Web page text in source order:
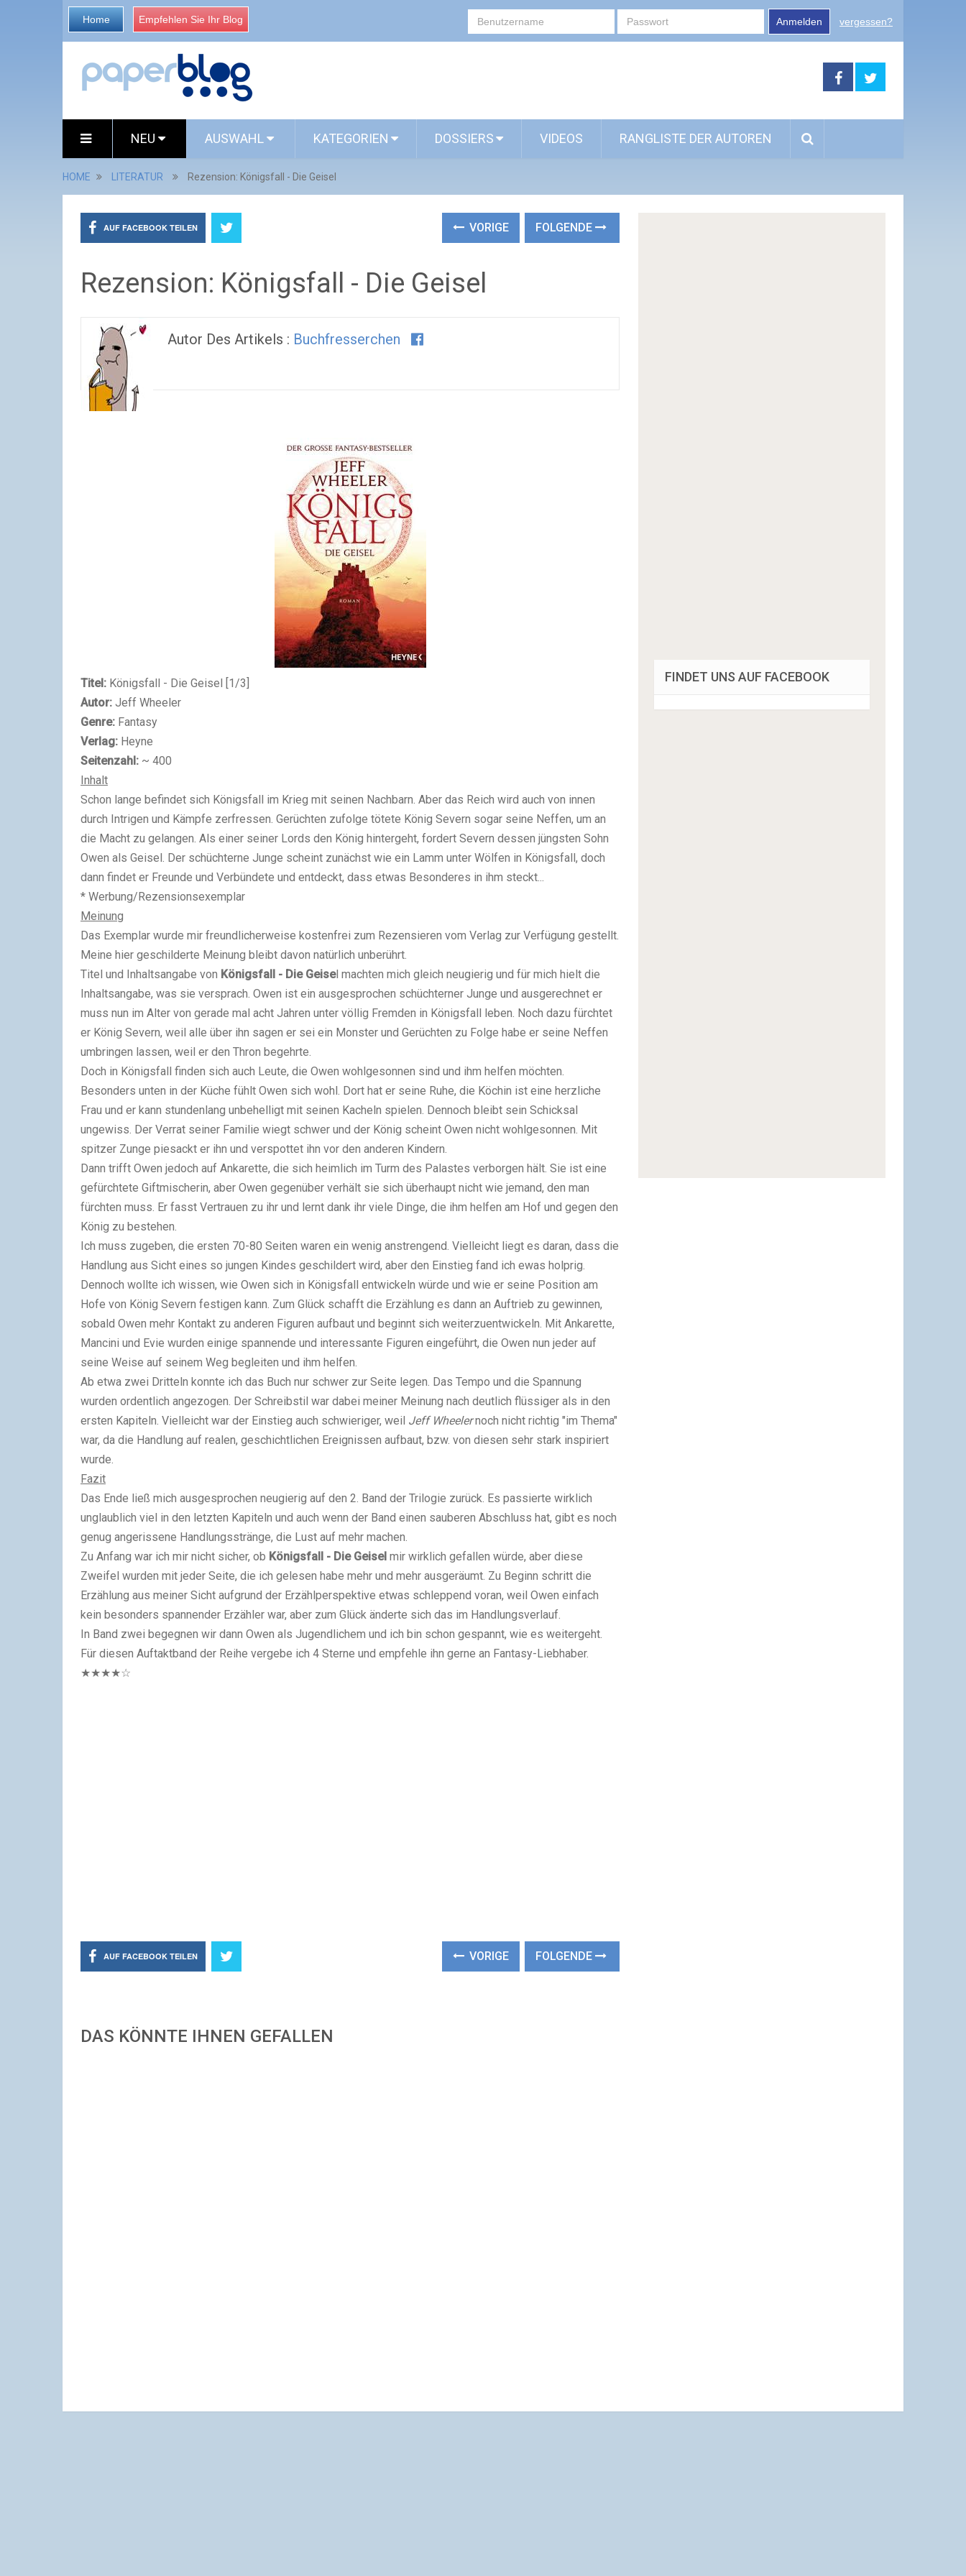
Home Empfehlen Sie Ihr Blog Anmelden vergessen?
NEU AUSWAHL KATEGORIEN DOSSIERS VIDEOS RANGLISTE DER AUTOREN
HOME LITERATUR Rezension: Königsfall - Die Geisel
AUF FACEBOOK TEILEN VORIGE FOLGENDE
Rezension: Königsfall - Die Geisel
Autor Des Artikels : Buchfresserchen
Titel: Königsfall - Die Geisel [1/3]
Autor: Jeff Wheeler
Genre: Fantasy
Verlag: Heyne
Seitenzahl: ~ 400
Inhalt
Schon lange befindet sich Königsfall im Krieg mit seinen Nachbarn. Aber das Reich wird auch von innen
durch Intrigen und Kämpfe zerfressen. Gerüchten zufolge tötete König Severn sogar seine Neffen, um an
die Macht zu gelangen. Als einer seiner Lords den König hintergeht, fordert Severn dessen jüngsten Sohn
Owen als Geisel. Der schüchterne Junge scheint zunächst wie ein Lamm unter Wölfen in Königsfall, doch
dann findet er Freunde und Verbündete und entdeckt, dass etwas Besonderes in ihm steckt...
* Werbung/Rezensionsexemplar
Meinung
Das Exemplar wurde mir freundlicherweise kostenfrei zum Rezensieren vom Verlag zur Verfügung gestellt.
Meine hier geschilderte Meinung bleibt davon natürlich unberührt.
Titel und Inhaltsangabe von Königsfall - Die Geisel machten mich gleich neugierig und für mich hielt die
Inhaltsangabe, was sie versprach. Owen ist ein ausgesprochen schüchterner Junge und ausgerechnet er
muss nun im Alter von gerade mal acht Jahren unter völlig Fremden in Königsfall leben. Noch dazu fürchtet
er König Severn, weil alle über ihn sagen er sei ein Monster und Gerüchten zu Folge habe er seine Neffen
umbringen lassen, weil er den Thron begehrte.
Doch in Königsfall finden sich auch Leute, die Owen wohlgesonnen sind und ihm helfen möchten.
Besonders unten in der Küche fühlt Owen sich wohl. Dort hat er seine Ruhe, die Köchin ist eine herzliche
Frau und er kann stundenlang unbehelligt mit seinen Kacheln spielen. Dennoch bleibt sein Schicksal
ungewiss. Der Verrat seiner Familie wiegt schwer und der König scheint Owen nicht wohlgesonnen. Mit
spitzer Zunge piesackt er ihn und verspottet ihn vor den anderen Kindern.
Dann trifft Owen jedoch auf Ankarette, die sich heimlich im Turm des Palastes verborgen hält. Sie ist eine
gefürchtete Giftmischerin, aber Owen gegenüber verhält sie sich überhaupt nicht wie jemand, den man
fürchten muss. Er fasst Vertrauen zu ihr und lernt dank ihr viele Dinge, die ihm helfen am Hof und gegen den
König zu bestehen.
Ich muss zugeben, die ersten 70-80 Seiten waren ein wenig anstrengend. Vielleicht liegt es daran, dass die
Handlung aus Sicht eines so jungen Kindes geschildert wird, aber den Einstieg fand ich ewas holprig.
Dennoch wollte ich wissen, wie Owen sich in Königsfall entwickeln würde und wie er seine Position am
Hofe von König Severn festigen kann. Zum Glück schafft die Erzählung es dann an Auftrieb zu gewinnen,
sobald Owen mehr Kontakt zu anderen Figuren aufbaut und beginnt sich weiterzuentwickeln. Mit Ankarette,
Mancini und Evie wurden einige spannende und interessante Figuren eingeführt, die Owen nun jeder auf
seine Weise auf seinem Weg begleiten und ihm helfen.
Ab etwa zwei Dritteln konnte ich das Buch nur schwer zur Seite legen. Das Tempo und die Spannung
wurden ordentlich angezogen. Der Schreibstil war dabei meiner Meinung nach deutlich flüssiger als in den
ersten Kapiteln. Vielleicht war der Einstieg auch schwieriger, weil Jeff Wheelernoch nicht richtig "im Thema"
war, da die Handlung auf realen, geschichtlichen Ereignissen aufbaut, bzw. von diesen sehr stark inspiriert
wurde.
Fazit
Das Ende ließ mich ausgesprochen neugierig auf den 2. Band der Trilogie zurück. Es passierte wirklich
unglaublich viel in den letzten Kapiteln und auch wenn der Band einen sauberen Abschluss hat, gibt es noch
genug angerissene Handlungsstränge, die Lust auf mehr machen.
Zu Anfang war ich mir nicht sicher, ob Königsfall - Die Geisel mir wirklich gefallen würde, aber diese
Zweifel wurden mit jeder Seite, die ich gelesen habe mehr und mehr ausgeräumt. Zu Beginn schritt die
Erzählung aus meiner Sicht aufgrund der Erzählperspektive etwas schleppend voran, weil Owen einfach
kein besonders spannender Erzähler war, aber zum Glück änderte sich das im Handlungsverlauf.
In Band zwei begegnen wir dann Owen als Jugendlichem und ich bin schon gespannt, wie es weitergeht.
Für diesen Auftaktband der Reihe vergebe ich 4 Sterne und empfehle ihn gerne an Fantasy-Liebhaber.
★★★★☆
AUF FACEBOOK TEILEN VORIGE FOLGENDE
DAS KÖNNTE IHNEN GEFALLEN
FINDET UNS AUF FACEBOOK